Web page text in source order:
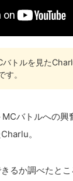
トルを見た
す。
MCバトルへの
。
るか調べたと